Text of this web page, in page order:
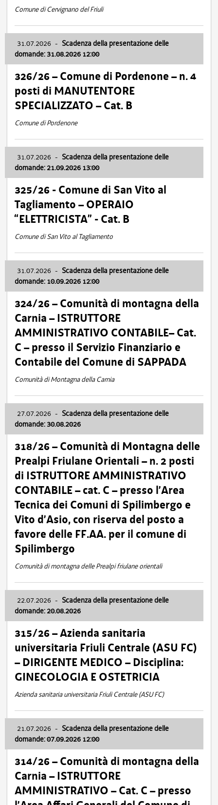
Comune di Cervignano del Friuli
31.07.2026 - Scadenza della presentazione delle
domande: 31.08.2026 12:00
326/26 – Comune di Pordenone – n. 4
posti di MANUTENTORE
SPECIALIZZATO – Cat. B
Comune di Pordenone
31.07.2026 - Scadenza della presentazione delle
domande: 21.09.2026 13:00
325/26 - Comune di San Vito al
Tagliamento – OPERAIO
“ELETTRICISTA” - Cat. B
Comune di San Vito al Tagliamento
31.07.2026 - Scadenza della presentazione delle
domande: 10.09.2026 12:00
324/26 – Comunità di montagna della
Carnia – ISTRUTTORE
AMMINISTRATIVO CONTABILE– Cat.
C – presso il Servizio Finanziario e
Contabile del Comune di SAPPADA
Comunità di Montagna della Carnia
27.07.2026 - Scadenza della presentazione delle
domande: 30.08.2026
318/26 – Comunità di Montagna delle
Prealpi Friulane Orientali – n. 2 posti
di ISTRUTTORE AMMINISTRATIVO
CONTABILE – cat. C – presso l’Area
Tecnica dei Comuni di Spilimbergo e
Vito d’Asio, con riserva del posto a
favore delle FF.AA. per il comune di
Spilimbergo
Comunità di montagna delle Prealpi friulane orientali
22.07.2026 - Scadenza della presentazione delle
domande: 20.08.2026
315/26 – Azienda sanitaria
universitaria Friuli Centrale (ASU FC)
– DIRIGENTE MEDICO – Disciplina:
GINECOLOGIA E OSTETRICIA
Azienda sanitaria universitaria Friuli Centrale (ASU FC)
21.07.2026 - Scadenza della presentazione delle
domande: 07.09.2026 12:00
314/26 – Comunità di montagna della
Carnia – ISTRUTTORE
AMMINISTRATIVO – Cat. C – presso